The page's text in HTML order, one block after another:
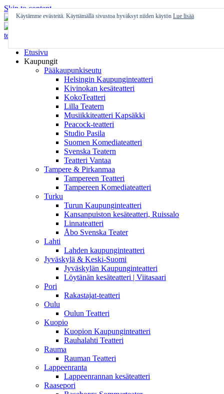
Skip to content
Etusivu
Kaupungit
Pääkaupunkiseutu
Helsingin Kaupunginteatteri
Kivinokan kesäteatteri
KokoTeatteri
Lilla Teatern
Musiikkiteatteri Kapsäkki
Peacock-teatteri
Studio Pasila
Suomen Komediateatteri
Svenska Teatern
Teatteri Vantaa
Tampere & Pirkanmaa
Tampereen Teatteri
Tampereen Komediateatteri
Turku
Turun Kaupunginteatteri
Kansanpuiston kesäteatteri, Ruissalo
Linnateatteri
Åbo Svenska Teater
Lahti
Lahden kaupunginteatteri
Jyväskylä & Keski-Suomi
Jyväskylän Kaupunginteatteri
Löytänän kesäteatteri | Viitasaari
Pori
Rakastajat-teatteri
Oulu
Oulun Teatteri
Kuopio
Kuopion Kaupunginteatteri
Rauhalahti Teatteri
Rauma
Rauman Teatteri
Lappeenranta
Lappeenrannan kesäteatteri
Raasepori
Käytämme evästeitä. Käyttämällä sivustoa hyväksyt niiden käytön Lue lisää